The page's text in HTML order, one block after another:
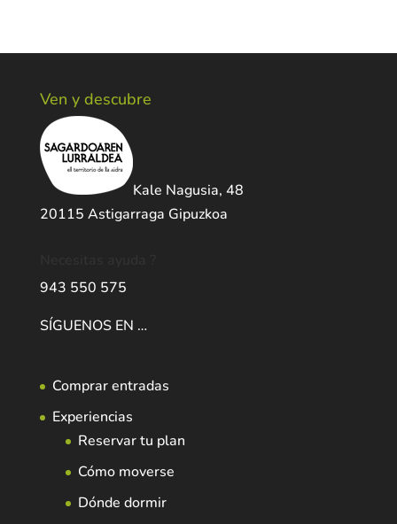
Ven y descubre
Kale Nagusia, 48
20115 Astigarraga Gipuzkoa
943 550 575
SÍGUENOS EN …
Comprar entradas
Experiencias
Reservar tu plan
Cómo moverse
Dónde dormir